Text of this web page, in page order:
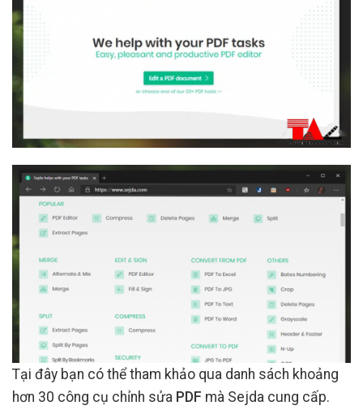
Tại đây bạn có thể tham khảo qua danh sách khoảng
hơn 30 công cụ chỉnh sửa PDF mà Sejda cung cấp.